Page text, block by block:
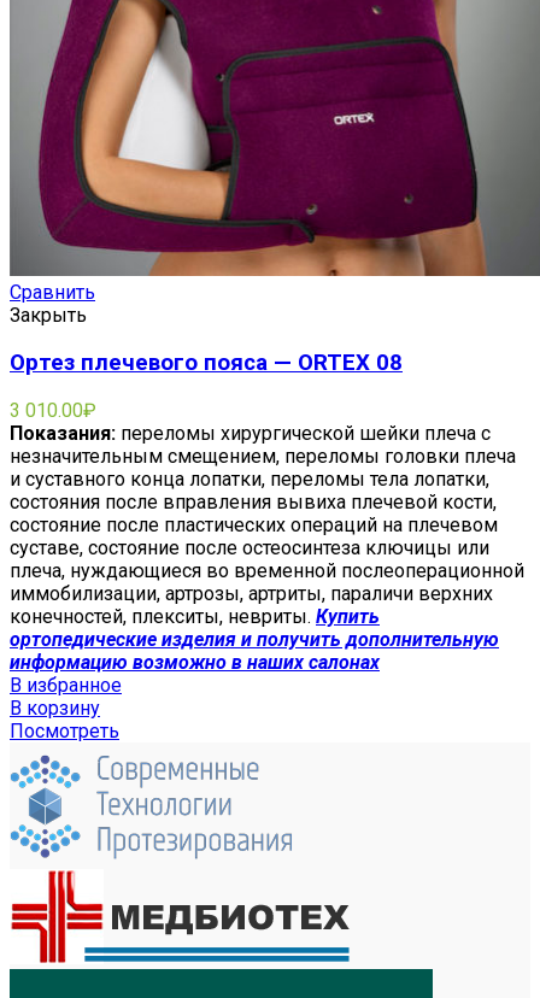
Сравнить
Закрыть
Ортез плечевого пояса — ORTEX 08
3 010.00₽
Показания: переломы хирургической шейки плеча с
незначительным смещением, переломы головки плеча
и суставного конца лопатки, переломы тела лопатки,
состояния после вправления вывиха плечевой кости,
состояние после пластических операций на плечевом
суставе, состояние после остеосинтеза ключицы или
плеча, нуждающиеся во временной послеоперационной
иммобилизации, артрозы, артриты, параличи верхних
конечностей, плекситы, невриты. Купить
ортопедические изделия и получить дополнительную
информацию возможно в наших салонах
В избранное
В корзину
Посмотреть